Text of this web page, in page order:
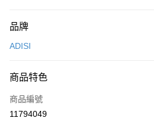
信用卡一次付款
LINE Pay
Apple Pay
品牌
ADISI
商品特色
商品編號
11794049